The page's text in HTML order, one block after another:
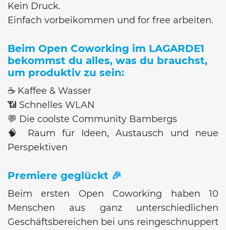
Kein Druck.
Einfach vorbeikommen und for free arbeiten.
Beim Open Coworking im LAGARDE1
bekommst du alles, was du brauchst,
um produktiv zu sein:
☕️ Kaffee & Wasser
📶 Schnelles WLAN
💬 Die coolste Community Bambergs
🧠 Raum für Ideen, Austausch und neue
Perspektiven
Premiere geglückt 🎉
Beim ersten Open Coworking haben 10
Menschen aus ganz unterschiedlichen
Geschäftsbereichen bei uns reingeschnuppert